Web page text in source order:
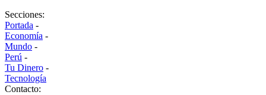
Secciones:
Portada -
Economía -
Mundo -
Perú -
Tu Dinero -
Tecnología
Contacto: